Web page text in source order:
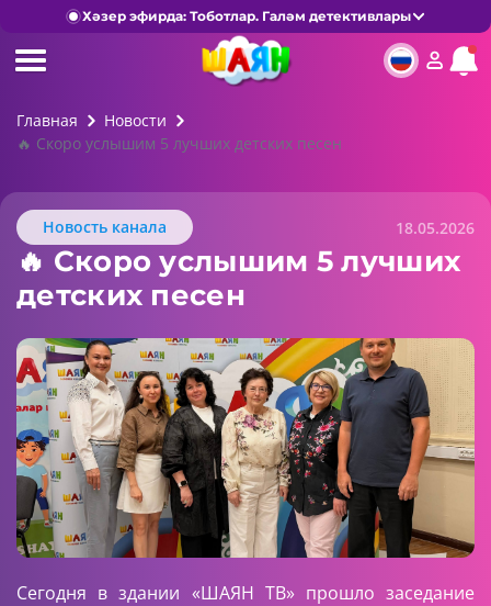
Хәзер эфирда: Тоботлар. Галәм детективлары
Главная
Новости
🔥 Скоро услышим 5 лучших детских песен
Новость канала 18.05.2026
🔥 Скоро услышим 5 лучших
детских песен
Сегодня в здании «ШАЯН ТВ» прошло заседание